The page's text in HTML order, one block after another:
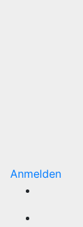
Anmelden